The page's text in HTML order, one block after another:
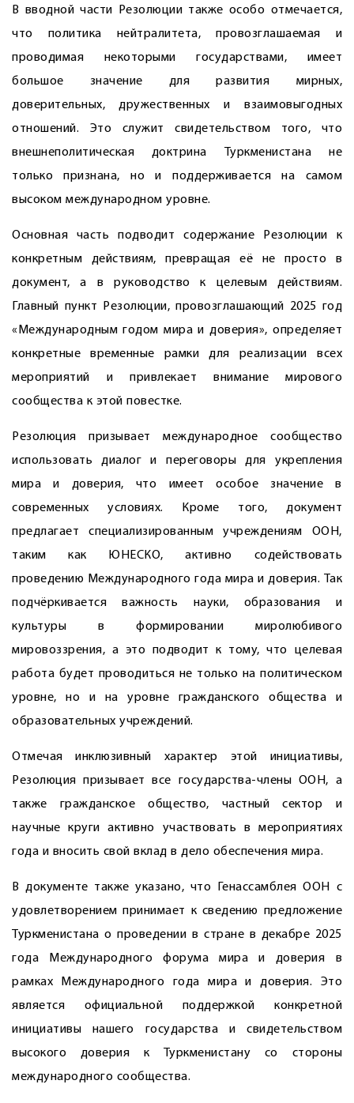
В вводной части Резолюции также особо отмечается,
что политика нейтралитета, провозглашаемая и
проводимая некоторыми государствами, имеет
большое значение для развития мирных,
доверительных, дружественных и взаимовыгодных
отношений. Это служит свидетельством того, что
внешнеполитическая доктрина Туркменистана не
только признана, но и поддерживается на самом
высоком международном уровне.
Основная часть подводит содержание Резолюции к
конкретным действиям, превращая её не просто в
документ, а в руководство к целевым действиям.
Главный пункт Резолюции, провозглашающий 2025 год
«Международным годом мира и доверия», определяет
конкретные временные рамки для реализации всех
мероприятий и привлекает внимание мирового
сообщества к этой повестке.
Резолюция призывает международное сообщество
использовать диалог и переговоры для укрепления
мира и доверия, что имеет особое значение в
современных условиях. Кроме того, документ
предлагает специализированным учреждениям ООН,
таким как ЮНЕСКО, активно содействовать
проведению Международного года мира и доверия. Так
подчёркивается важность науки, образования и
культуры в формировании миролюбивого
мировоззрения, а это подводит к тому, что целевая
работа будет проводиться не только на политическом
уровне, но и на уровне гражданского общества и
образовательных учреждений.
Отмечая инклюзивный характер этой инициативы,
Резолюция призывает все государства-члены ООН, а
также гражданское общество, частный сектор и
научные круги активно участвовать в мероприятиях
года и вносить свой вклад в дело обеспечения мира.
В документе также указано, что Генассамблея ООН с
удовлетворением принимает к сведению предложение
Туркменистана о проведении в стране в декабре 2025
года Международного форума мира и доверия в
рамках Международного года мира и доверия. Это
является официальной поддержкой конкретной
инициативы нашего государства и свидетельством
высокого доверия к Туркменистану со стороны
международного сообщества.